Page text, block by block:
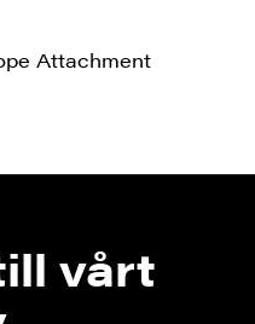
Attachment
vårt